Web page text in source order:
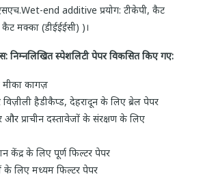
end additive प्रयोग: टीकेपी, कैट
मक्का (डीईईईसी) )।
निम्नलिखित स्पेशलिटी पेपर विकसित किए गए:
कागज़
हैडीकैप्ड, देहरादून के लिए ब्रेल पेपर
प्राचीन दस्तावेजों के संरक्षण के लिए
केंद्र के लिए पूर्ण फिल्टर पेपर
के लिए मध्यम फिल्टर पेपर